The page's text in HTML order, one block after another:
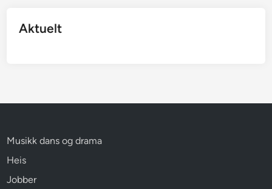
Aktuelt
Musikk dans og drama
Heis
Jobber